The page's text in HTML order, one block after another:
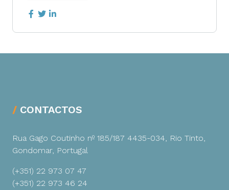
CONTACTOS
Rua Gago Coutinho nº 185/187 4435-034, Rio Tinto,
Gondomar, Portugal
(+351) 22 973 07 47
(+351) 22 973 46 24